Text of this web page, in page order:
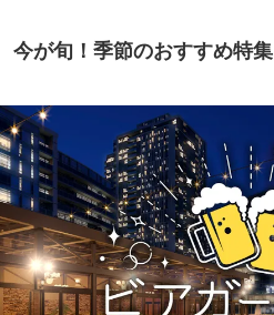
今が旬！季節のおすすめ特集